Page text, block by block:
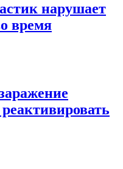
нарушает
время